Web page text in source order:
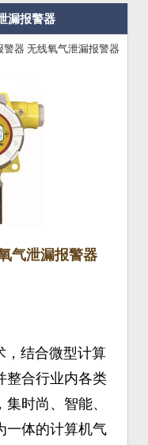
漏报警器
警器 无线氧气泄漏报警器
气泄漏报警器
结合微型计算
整合行业内各类
时尚、智能、
一体的计算机气